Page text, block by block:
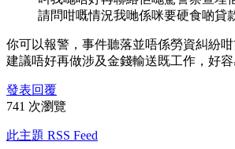
請問咁嘅情況我哋係咪要硬食啲貸
你可以報警，事件聽落並唔係勞資糾紛
建議唔好再做涉及金錢輸送既工作，好
發表回覆
741 次瀏覽
此主題 RSS Feed